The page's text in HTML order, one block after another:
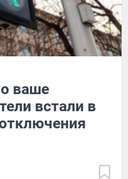
ваше
встали в